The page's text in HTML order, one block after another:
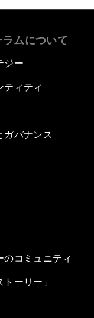
ムについて
ジー
ティティ
ガバナンス
のコミュニティ
トーリー」